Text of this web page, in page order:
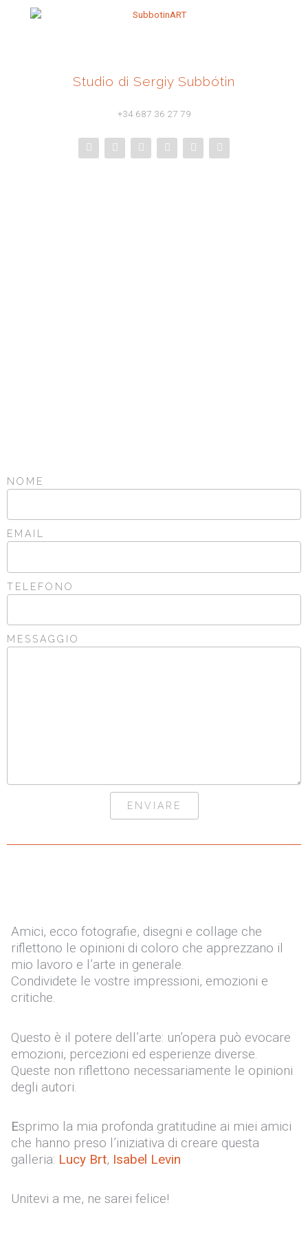
Studio di Sergiy Subbótin
+34 687 36 27 79
NOME
EMAIL
TELEFONO
MESSAGGIO
ENVIARE
Amici, ecco fotografie, disegni e collage che
riflettono le opinioni di coloro che apprezzano il
mio lavoro e l’arte in generale.
Condividete le vostre impressioni, emozioni e
critiche.
Questo è il potere dell’arte: un’opera può evocare
emozioni, percezioni ed esperienze diverse.
Queste non riflettono necessariamente le opinioni
degli autori.
Esprimo la mia profonda gratitudine ai miei amici
che hanno preso l’iniziativa di creare questa
galleria: Lucy Brt, Isabel Levin
Unitevi a me, ne sarei felice!